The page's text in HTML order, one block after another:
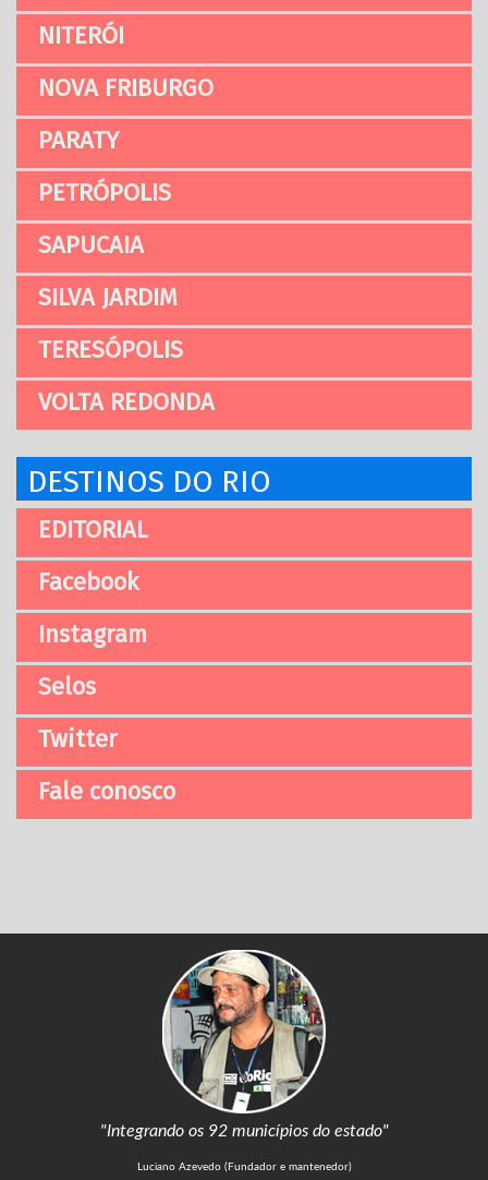
NITERÓI
NOVA FRIBURGO
PARATY
PETRÓPOLIS
SAPUCAIA
SILVA JARDIM
TERESÓPOLIS
VOLTA REDONDA
DESTINOS DO RIO
EDITORIAL
Facebook
Instagram
Selos
Twitter
Fale conosco
"Integrando os 92 municípios do estado"
Luciano Azevedo (Fundador e mantenedor)